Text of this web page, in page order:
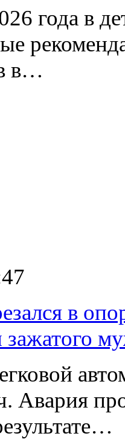
года в
в…
в
зажатого
Авария